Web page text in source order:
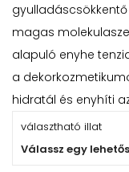
magas
alapuló enyhe
a
hidratál és enyhíti
választható illat
Válassz egy